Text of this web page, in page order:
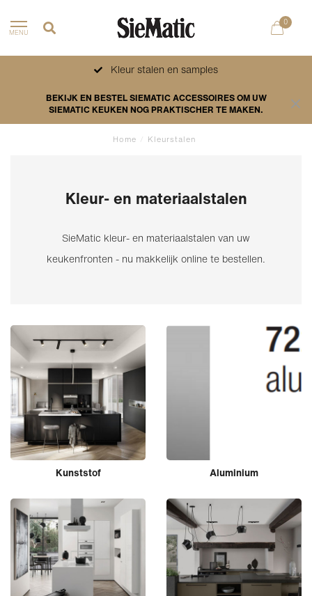
MENU
0
Kleur stalen en samples
BEKIJK EN BESTEL SIEMATIC ACCESSOIRES OM UW
SIEMATIC KEUKEN NOG PRAKTISCHER TE MAKEN.
Home Kleurstalen
Kleur- en materiaalstalen
SieMatic kleur- en materiaalstalen van uw
keukenfronten - nu makkelijk online te bestellen.
Kunststof Aluminium